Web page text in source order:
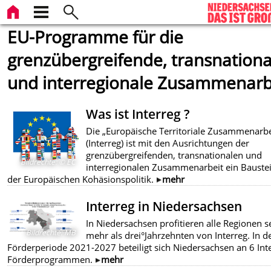
EU-Programme für die
grenzübergreifende,
und interregionale
Bildrechte:© EC
Was ist Interreg ?
Die „Europäische Territoriale
(Interreg) ist mit den Ausrichtungen der
grenzübergreifenden, transnationalen und
interregionalen Zusammenarbeit ein
der Europäischen Kohäsionspolitik.
mehr
Bildrechte:MB
Interreg in Niedersachsen
In Niedersachsen profitieren alle Regionen
mehr als drei°Jahrzehnten von Interreg. In
Förderperiode 2021-2027 beteiligt sich Niedersachsen an 6
Förderprogrammen.
mehr